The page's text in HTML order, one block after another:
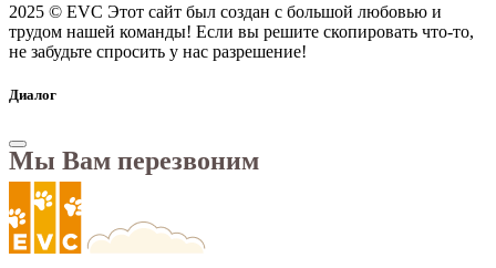
2025 © EVC Этот сайт был создан с большой любовью и
трудом нашей команды! Если вы решите скопировать что-то,
не забудьте спросить у нас разрешение!
Диалог
Мы Вам перезвоним